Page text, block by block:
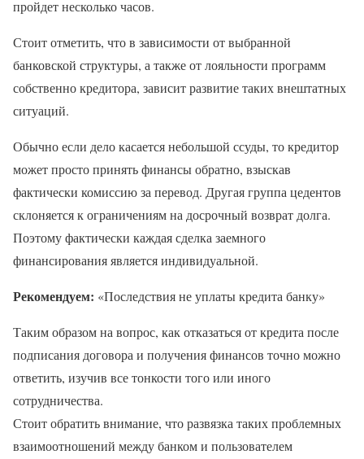
пройдет несколько часов.
Стоит отметить, что в зависимости от выбранной
банковской структуры, а также от лояльности программ
собственно кредитора, зависит развитие таких внештатных
ситуаций.
Обычно если дело касается небольшой ссуды, то кредитор
может просто принять финансы обратно, взыскав
фактически комиссию за перевод. Другая группа цедентов
склоняется к ограничениям на досрочный возврат долга.
Поэтому фактически каждая сделка заемного
финансирования является индивидуальной.
Рекомендуем: «Последствия не уплаты кредита банку»
Таким образом на вопрос, как отказаться от кредита после
подписания договора и получения финансов точно можно
ответить, изучив все тонкости того или иного
сотрудничества.
Стоит обратить внимание, что развязка таких проблемных
взаимоотношений между банком и пользователем